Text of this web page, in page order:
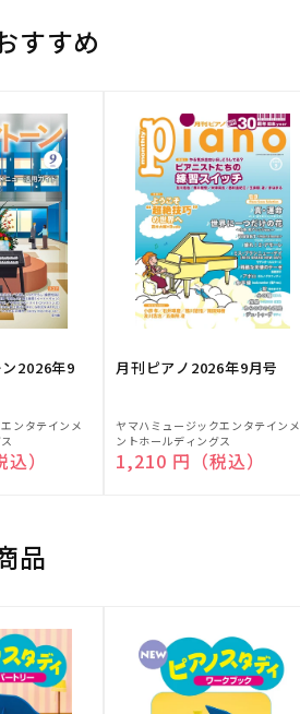
すすめ
2026年9
ンタテインメ
）
月刊ピアノ2026年9月号
販
売
元:
ヤマハミュージックエンタテインメ
ントホールディングス
通常価格
1,210 円（税込）
品